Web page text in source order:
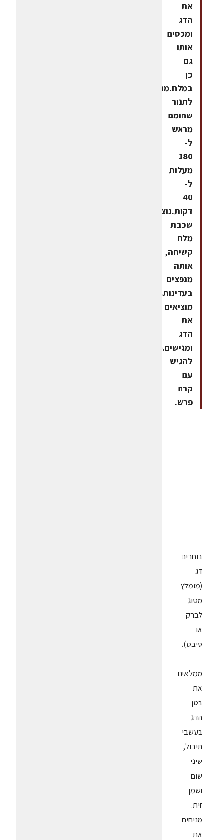
את
הדג
ומכסים
אותו
גם
כן
במלח.מכניסים
לתנור
שחומם
מראש
ל-
180
מעלות
ל-
40
דקות.נוצרת
שכבת
מלח
קשיחה,
אותה
מנפצים
בעדינות.
מוציאים
את
הדג
ומגישים.מומלץ
להגיש
עם
קרם
פרש.
בוחרים
דג
(מומלץ
מסוג
לברק
או
סיבס).
ממלאים
את
בטן
הדג
בעשבי
תיבול,
שיני
שום
ושמן
זית.
מניחים
את